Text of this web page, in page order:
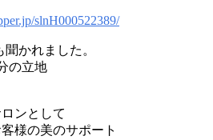
slnH000522389/
かれました。
の立地
ンとして
様の美のサポート